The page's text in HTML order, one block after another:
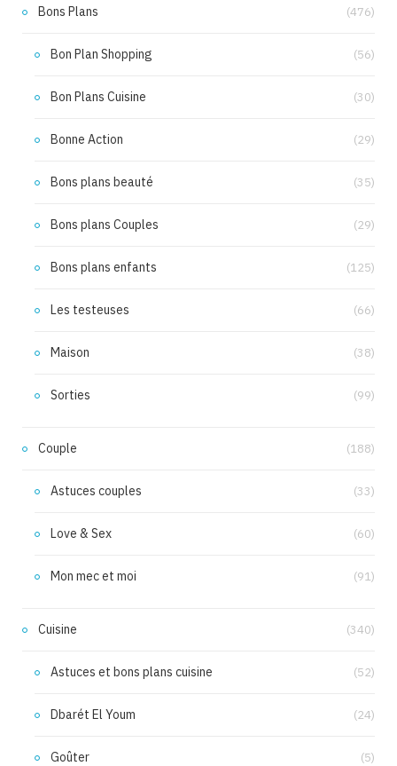
Bons Plans (476)
Bon Plan Shopping (56)
Bon Plans Cuisine (30)
Bonne Action (29)
Bons plans beauté (35)
Bons plans Couples (29)
Bons plans enfants (125)
Les testeuses (66)
Maison (38)
Sorties (99)
Couple (188)
Astuces couples (33)
Love & Sex (60)
Mon mec et moi (91)
Cuisine (340)
Astuces et bons plans cuisine (52)
Dbarét El Youm (24)
Goûter (5)